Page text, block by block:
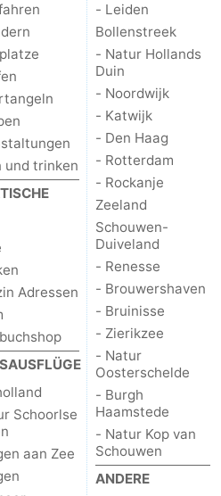
und trinken
Adressen
Schoorlse
aan Zee
- Leiden
Bollenstreek
- Natur Hollands
Duin
- Noordwijk
- Katwijk
- Den Haag
- Rotterdam
- Rockanje
Zeeland
Schouwen-
Duiveland
- Renesse
- Brouwershaven
- Bruinisse
- Zierikzee
- Natur
Oosterschelde
- Burgh
Haamstede
- Natur Kop van
Schouwen
ANDERE